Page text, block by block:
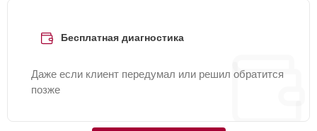
Бесплатная диагностика
Даже если клиент передумал или решил обратится
позже